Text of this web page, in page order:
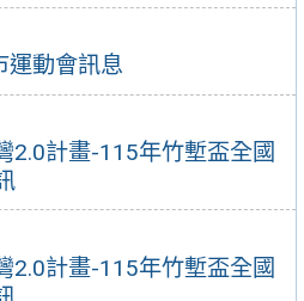
運動會訊息
2.0計畫-115年竹塹盃全國
2.0計畫-115年竹塹盃全國